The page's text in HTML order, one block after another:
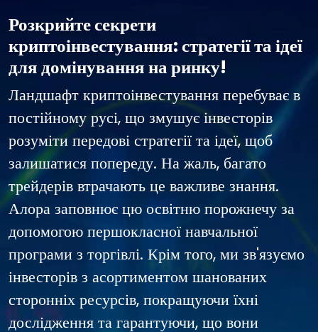
Розкрийте секрети
криптоінвестування: стратегії та ідеї
для домінування на ринку!
Ландшафт криптоінвестування перебуває в
постійному русі, що змушує інвесторів
розуміти передові стратегії та ідеї, щоб
залишатися попереду. На жаль, багато
трейдерів втрачають це важливе знання.
Алора заповнює цю освітню порожнечу за
допомогою першокласної навчальної
програми з торгівлі. Крім того, ми зв'язуємо
інвесторів з асортиментом шанованих
сторонніх ресурсів, покращуючи їхні
дослідження та гарантуючи, що вони